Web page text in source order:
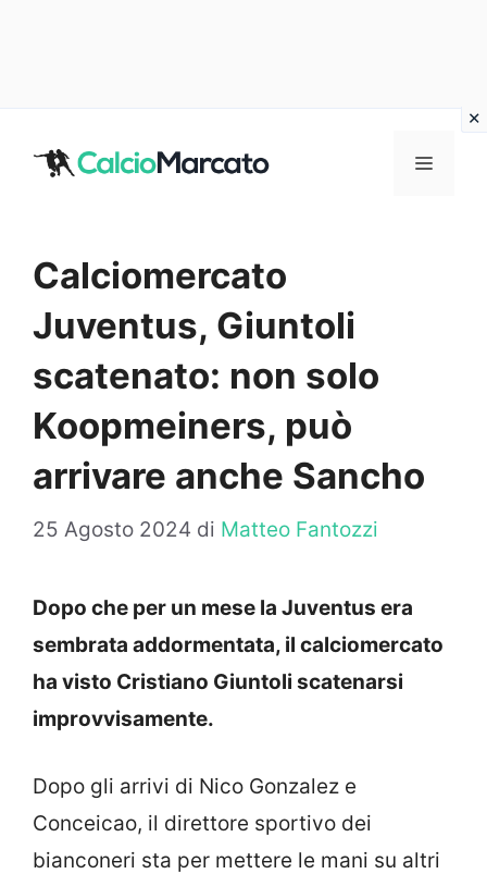
MENU
Calciomercato
Juventus, Giuntoli
scatenato: non solo
Koopmeiners, può
arrivare anche Sancho
25 Agosto 2024 di Matteo Fantozzi
Dopo che per un mese la Juventus era
sembrata addormentata, il calciomercato
ha visto Cristiano Giuntoli scatenarsi
improvvisamente.
Dopo gli arrivi di Nico Gonzalez e
Conceicao, il direttore sportivo dei
bianconeri sta per mettere le mani su altri